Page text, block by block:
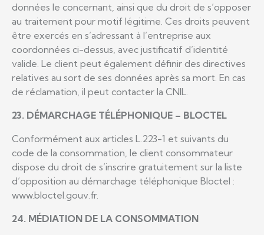
données le concernant, ainsi que du droit de s’opposer
au traitement pour motif légitime. Ces droits peuvent
être exercés en s’adressant à l’entreprise aux
coordonnées ci-dessus, avec justificatif d’identité
valide. Le client peut également définir des directives
relatives au sort de ses données après sa mort. En cas
de réclamation, il peut contacter la CNIL.
23. DÉMARCHAGE TÉLÉPHONIQUE – BLOCTEL
Conformément aux articles L.223-1 et suivants du
code de la consommation, le client consommateur
dispose du droit de s’inscrire gratuitement sur la liste
d’opposition au démarchage téléphonique Bloctel :
www.bloctel.gouv.fr.
24. MÉDIATION DE LA CONSOMMATION